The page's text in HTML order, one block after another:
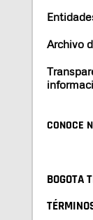
Archivo
CONOCE
BOGOTA